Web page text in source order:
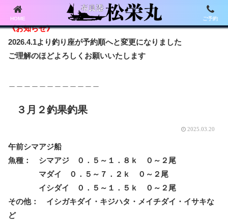
《お知らせ》
2026.4.1より釣り座が予約順へと変更になりました
ご理解のほどよろしくお願いいたします
３月２釣果釣果
2025.03.20
午前シマアジ船
魚種： シマアジ ０．５～１．８ｋ ０～２尾
マダイ ０．５～７．２ｋ ０～２尾
イシダイ ０．５～１．５ｋ ０～２尾
その他： イシガキダイ・キジハタ・メイチダイ・イサキな
ど
HOME ご予約